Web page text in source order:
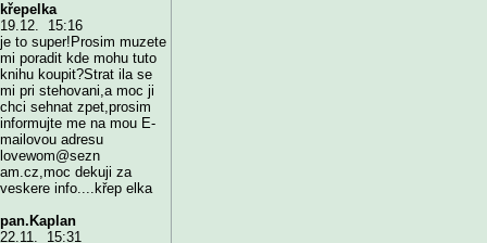
křepelka
19.12. 15:16
je to super!Prosim muzete
mi poradit kde mohu tuto
knihu koupit?Strat ila se
mi pri stehovani,a moc ji
chci sehnat zpet,prosim
informujte me na mou E-
mailovou adresu
lovewom@sezn
am.cz,moc dekuji za
veskere info....křep elka
pan.Kaplan
22.11. 15:31